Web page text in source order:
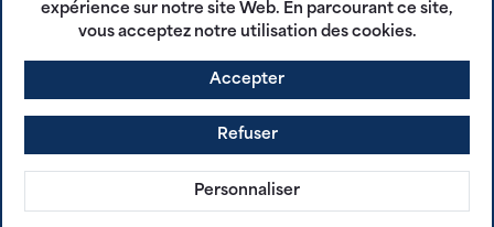
Mentions légales
agdg.fr
expérience sur notre site Web. En parcourant ce site,
vous acceptez notre utilisation des cookies.
Accepter
Refuser
Personnaliser